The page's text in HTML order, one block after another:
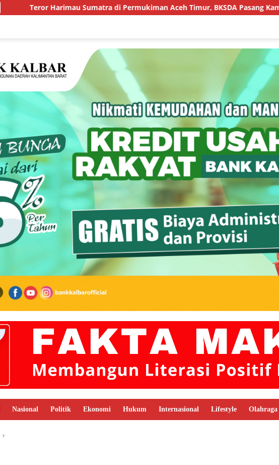
Sumatra di Permukiman Aceh Timur, BKSDA Pasang Kamera dan Bagikan
Nasional Politik Ekonomi Hukum Internasional Lifestyle Olahraga